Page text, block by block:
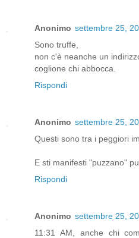
Anonimo settembre 25,
Sono truffe,
non c'è neanche un
coglione chi abbocca.
Rispondi
Anonimo settembre 25,
Questi sono tra i peggiori
E sti manifesti "puzzano"
Rispondi
Anonimo settembre 25,
11:31 AM, anche chi